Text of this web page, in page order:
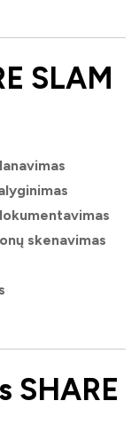
SLAM
skenavimas
SHARE